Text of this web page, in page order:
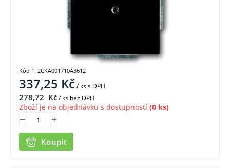
337,25 Kč/ kss DPH
278,72 Kč/ ks bez DPH
Zboží je na objednávku s dostupností (0 ks)
Koupit
Kód 1: 2CKA001710A3612